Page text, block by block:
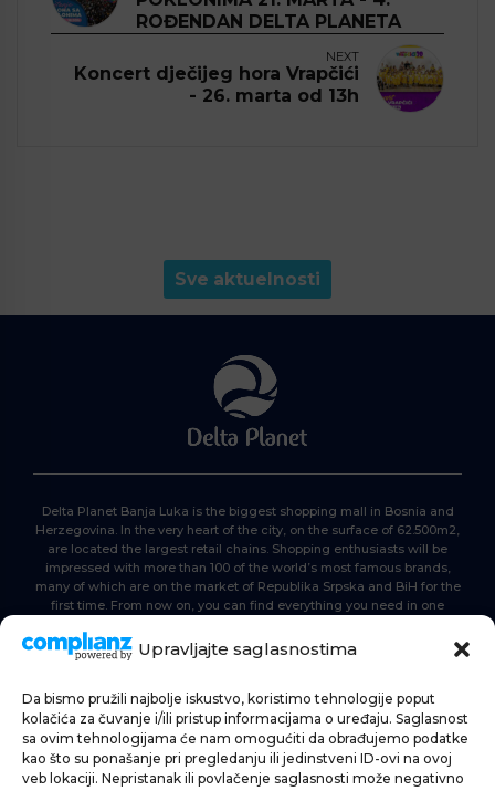
Upravljajte saglasnostima
Da bismo pružili najbolje iskustvo, koristimo tehnologije poput
kolačića za čuvanje i/ili pristup informacijama o uređaju. Saglasnost
sa ovim tehnologijama će nam omogućiti da obrađujemo podatke
kao što su ponašanje pri pregledanju ili jedinstveni ID-ovi na ovoj
veb lokaciji. Nepristanak ili povlačenje saglasnosti može negativno
ROĐENDAN DELTA PLANETA
NEXT
Koncert dječijeg hora Vrapčići
- 26. marta od 13h
Sve aktuelnosti
Delta Planet Banja Luka is the biggest shopping mall in Bosnia and
Herzegovina. In the very heart of the city, on the surface of 62.500m2,
are located the largest retail chains. Shopping enthusiasts will be
impressed with more than 100 of the world’s most famous brands,
many of which are on the market of Republika Srpska and BiH for the
first time. From now on, you can find everything you need in one
HOME
SHOPPING